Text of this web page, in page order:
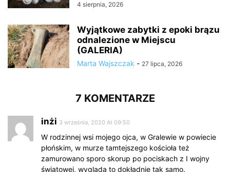
4 sierpnia, 2026
Wyjątkowe zabytki z epoki brązu
odnalezione w Miejscu
(GALERIA)
Marta Wajszczak - 27 lipca, 2026
7 KOMENTARZE
inżi 3 września, 2020 At 09:50
W rodzinnej wsi mojego ojca, w Gralewie w powiecie
płońskim, w murze tamtejszego kościoła też
zamurowano sporo skorup po pociskach z I wojny
światowej, wygląda to dokładnie tak samo.